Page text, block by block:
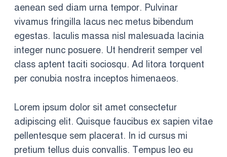
aenean sed diam urna tempor. Pulvinar
vivamus fringilla lacus nec metus bibendum
egestas. Iaculis massa nisl malesuada lacinia
integer nunc posuere. Ut hendrerit semper vel
class aptent taciti sociosqu. Ad litora torquent
per conubia nostra inceptos himenaeos.
Lorem ipsum dolor sit amet consectetur
adipiscing elit. Quisque faucibus ex sapien vitae
pellentesque sem placerat. In id cursus mi
pretium tellus duis convallis. Tempus leo eu